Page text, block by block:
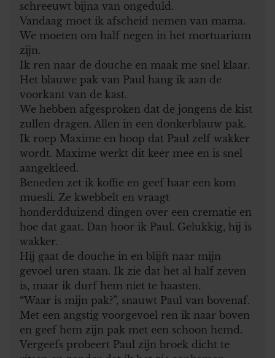
schreeuwt bijna van ongeduld.
Vandaag moet ik afscheid nemen van mama.
We moeten om half negen in het mortuarium
zijn.
Ik ren naar de douche en maak me snel klaar.
Het blauwe pak van Paul hang ik aan de
voorkant van de kast.
We hebben afgesproken dat de jongens de kist
zullen dragen. Allen in een donkerblauw pak.
Ik roep Maxime en hoop dat Paul zelf wakker
wordt. Maxime werkt dit keer mee en is snel
aangekleed.
Beneden zet ik koffie en geef haar een kom
muesli. Ze kwebbelt en vraagt
honderdduizend dingen over een crematie en
hoe dat gaat. Dan hoor ik Paul. Gelukkig, hij is
wakker.
Hij gaat de douche in en blijft naar mijn
gevoel uren staan. Ik zie dat het al half zeven
is, maar ik durf hem niet te haasten.
“Waar is mijn pak?”, snauwt Paul van bovenaf.
Met een angstig voorgevoel ren ik naar boven
en geef hem zijn pak met een schoon hemd.
Vergeefs probeert Paul zijn broek dicht te